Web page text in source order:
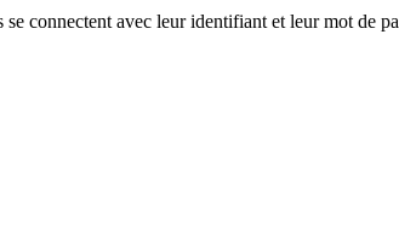
connectent avec leur identifiant et leur mot de